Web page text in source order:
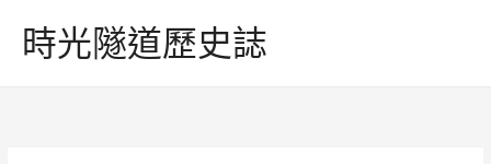
時光隧道歷史誌